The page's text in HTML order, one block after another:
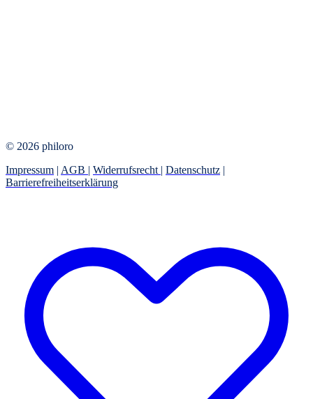
© 2026 philoro
Impressum | AGB | Widerrufsrecht | Datenschutz |
Barrierefreiheitserklärung